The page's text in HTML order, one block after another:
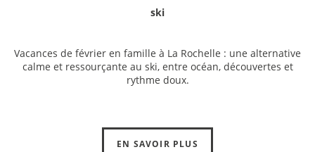
ski
Vacances de février en famille à La Rochelle : une alternative
calme et ressourçante au ski, entre océan, découvertes et
rythme doux.
EN SAVOIR PLUS